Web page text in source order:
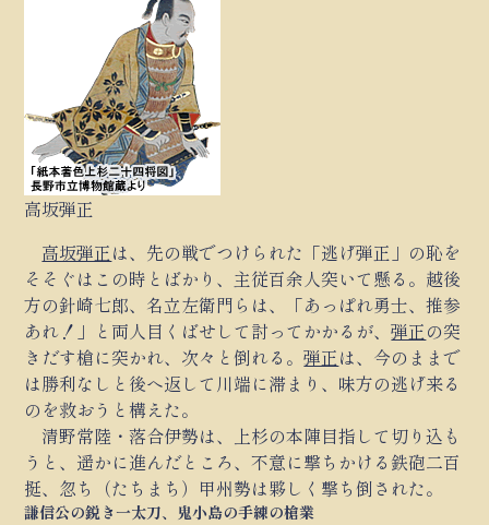
高坂弾正
高坂弾正は、先の戦でつけられた「逃げ弾正」の恥を
そそぐはこの時とばかり、主従百余人突いて懸る。越後
方の針崎七郎、名立左衛門らは、「あっぱれ勇士、推参
あれ！」と両人目くばせして討ってかかるが、弾正の突
きだす槍に突かれ、次々と倒れる。弾正は、今のままで
は勝利なしと後へ返して川端に滞まり、味方の逃げ来る
のを救おうと構えた。
清野常陸・落合伊勢は、上杉の本陣目指して切り込も
うと、遥かに進んだところ、不意に撃ちかける鉄砲二百
挺、忽ち（たちまち）甲州勢は夥しく撃ち倒された。
謙信公の鋭き一太刀、鬼小島の手練の槍業